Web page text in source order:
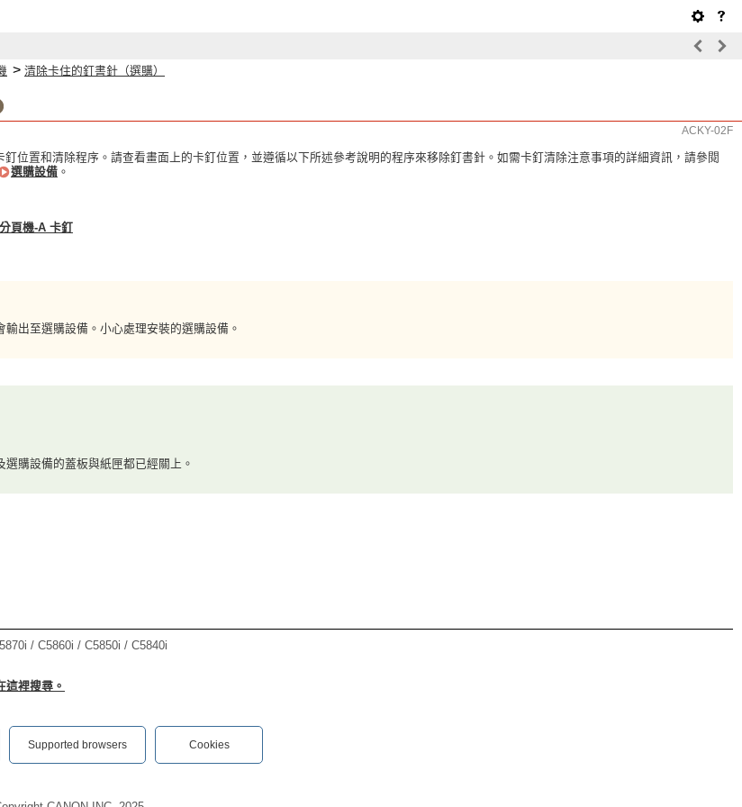
> 清除卡住的釘書針（選購）
ACKY-02F
位置和清除程序。請查看畫面上的卡釘位置，並遵循以下所述參考說明的程序來移除釘書針。如需卡釘清除注意事項的詳細資訊，請參閱
選購設備 。
頁機-A 卡釘
出至選購設備。小心處理安裝的選購設備。
購設備的蓋板與紙匣都已經關上。
/ C5860i / C5850i / C5840i
這裡搜尋。
Supported browsers Cookies